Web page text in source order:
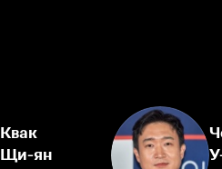
Квак
Щи-ян